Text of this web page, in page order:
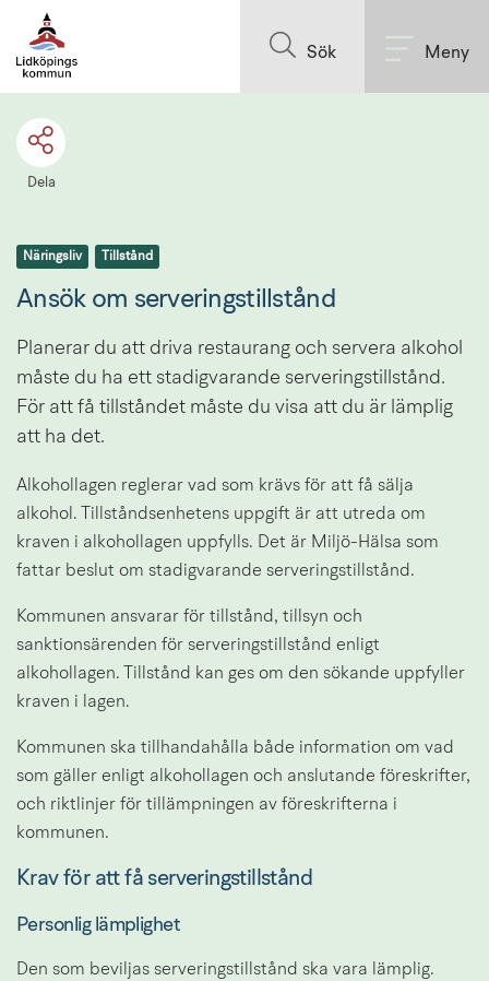
Sök Meny
Dela
Näringsliv Tillstånd
Ansök om serveringstillstånd
Planerar du att driva restaurang och servera alkohol
måste du ha ett stadigvarande serveringstillstånd.
För att få tillståndet måste du visa att du är lämplig
att ha det.
Alkohollagen reglerar vad som krävs för att få sälja
alkohol. Tillståndsenhetens uppgift är att utreda om
kraven i alkohollagen uppfylls. Det är Miljö-Hälsa som
fattar beslut om stadigvarande serveringstillstånd.
Kommunen ansvarar för tillstånd, tillsyn och
sanktionsärenden för serveringstillstånd enligt
alkohollagen. Tillstånd kan ges om den sökande uppfyller
kraven i lagen.
Kommunen ska tillhandahålla både information om vad
som gäller enligt alkohollagen och anslutande föreskrifter,
och riktlinjer för tillämpningen av föreskrifterna i
kommunen.
Krav för att få serveringstillstånd
Personlig lämplighet
Den som beviljas serveringstillstånd ska vara lämplig.